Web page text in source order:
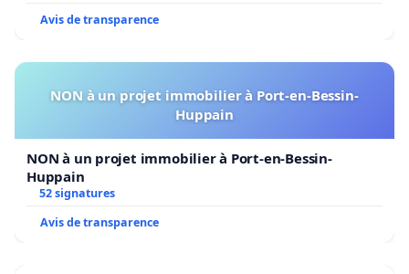
Avis de transparence
NON à un projet immobilier à Port-en-Bessin-
Huppain
NON à un projet immobilier à Port-en-Bessin-
Huppain
52 signatures
Avis de transparence